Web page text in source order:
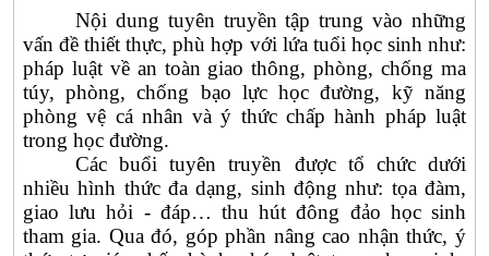
Nội dung tuyên truyền tập trung vào những
vấn đề thiết thực, phù hợp với lứa tuổi học sinh như:
pháp luật về an toàn giao thông, phòng, chống ma
túy, phòng, chống bạo lực học đường, kỹ năng
phòng vệ cá nhân và ý thức chấp hành pháp luật
trong học đường.
Các buổi tuyên truyền được tổ chức dưới
nhiều hình thức đa dạng, sinh động như: tọa đàm,
giao lưu hỏi - đáp… thu hút đông đảo học sinh
tham gia. Qua đó, góp phần nâng cao nhận thức, ý